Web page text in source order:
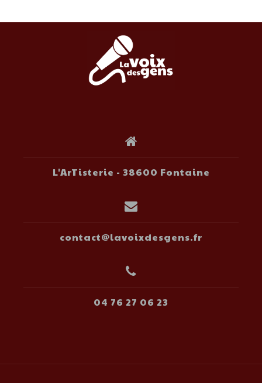
L'ArTisterie - 38600 Fontaine
contact@lavoixdesgens.fr
04 76 27 06 23